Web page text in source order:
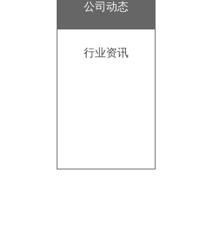
公司动态
行业资讯